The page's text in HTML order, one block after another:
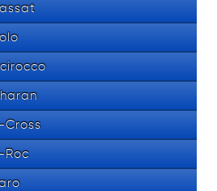
Cross
Roc